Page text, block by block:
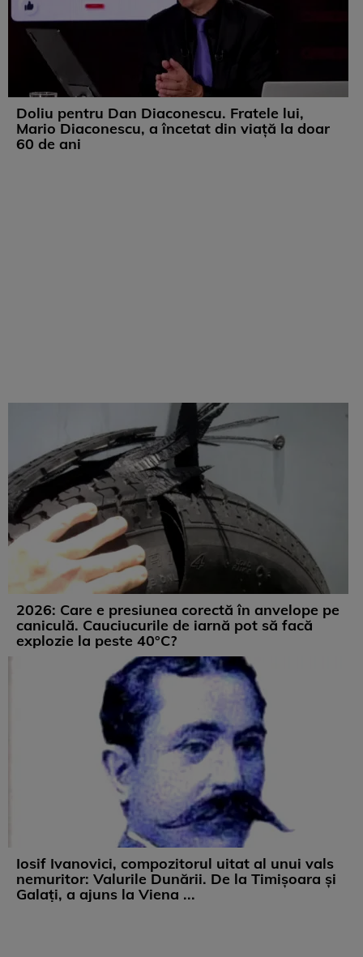
Doliu pentru Dan Diaconescu. Fratele lui,
Mario Diaconescu, a încetat din viață la doar
60 de ani
2026: Care e presiunea corectă în anvelope pe
caniculă. Cauciucurile de iarnă pot să facă
explozie la peste 40°C?
Iosif Ivanovici, compozitorul uitat al unui vals
nemuritor: Valurile Dunării. De la Timișoara și
Galați, a ajuns la Viena ...